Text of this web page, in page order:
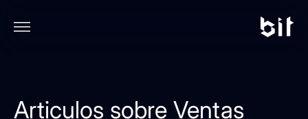
Articulos sobre Ventas